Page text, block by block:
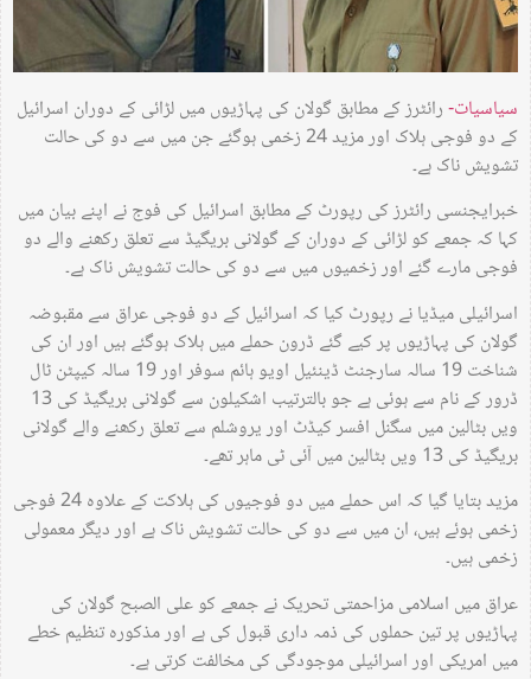
سیاسیات-رائٹرز کے مطابق گولان کی پہاڑیوں میں لڑائی کے دوران اسرائیل
کے دو فوجی ہلاک اور مزید 24 زخمی ہوگئے جن میں سے دو کی حالت
تشویش ناک ہے۔
خبرایجنسی رائٹرز کی رپورٹ کے مطابق اسرائیل کی فوج نے اپنے بیان میں
کہا کہ جمعے کو لڑائی کے دوران کے گولانی بریگیڈ سے تعلق رکھنے والے دو
فوجی مارے گئے اور زخمیوں میں سے دو کی حالت تشویش ناک ہے۔
اسرائیلی میڈیا نے رپورٹ کیا کہ اسرائیل کے دو فوجی عراق سے مقبوضہ
گولان کی پہاڑیوں پر کیے گئے ڈرون حملے میں ہلاک ہوگئے ہیں اور ان کی
شناخت 19 سالہ سارجنٹ ڈینئیل اویو ہائم سوفر اور 19 سالہ کیپٹن ٹال
ڈرور کے نام سے ہوئی ہے جو بالترتیب اشکیلون سے گولانی بریگیڈ کی 13
ویں بٹالین میں سگنل افسر کیڈٹ اور یروشلم سے تعلق رکھنے والے گولانی
بریگیڈ کی 13 ویں بٹالین میں آئی ٹی ماہر تھے۔
مزید بتایا گیا کہ اس حملے میں دو فوجیوں کی ہلاکت کے علاوہ 24 فوجی
زخمی ہوئے ہیں، ان میں سے دو کی حالت تشویش ناک ہے اور دیگر معمولی
زخمی ہیں۔
عراق میں اسلامی مزاحمتی تحریک نے جمعے کو علی الصبح گولان کی
پہاڑیوں پر تین حملوں کی ذمہ داری قبول کی ہے اور مذکورہ تنظیم خطے
میں امریکی اور اسرائیلی موجودگی کی مخالفت کرتی ہے۔